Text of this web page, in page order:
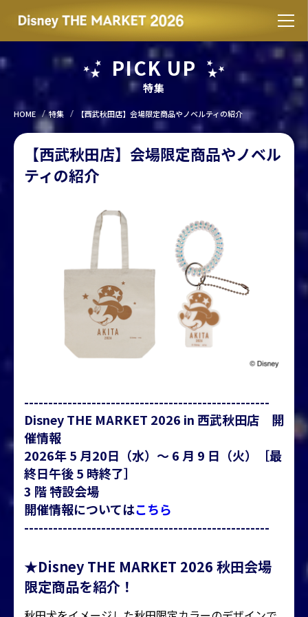
PICK UP
特集
HOME 特集 【西武秋田店】会場限定商品やノベルティの紹介
【西武秋田店】会場限定商品やノベル
ティの紹介
---------------------------------------------------
Disney THE MARKET 2026 in 西武秋田店 開
催情報
2026年 5 月20日（水）～ 6 月 9 日（火）［最
終日午後 5 時終了］
3 階 特設会場
開催情報についてはこちら
---------------------------------------------------
★Disney THE MARKET 2026 秋田会場
限定商品を紹介！